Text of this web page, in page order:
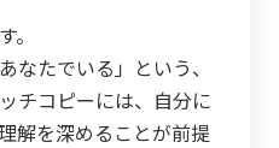
。
なたでいる」という、
チコピーには、自分に
解を深めることが前提